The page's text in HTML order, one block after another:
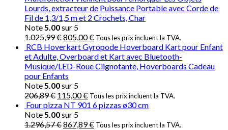
Lourds, extracteur de Puissance Portable avec Corde de
Fil de 1,3/1,5 m et 2 Crochets, Char
Note5.00sur 5
1.025,99€805,00€ Tous les prix incluent la TVA.
RCB Hoverkart Gyropode Hoverboard Kart pour Enfant
et Adulte, Overboard et Kart avec Bluetooth-
Musique/LED-Roue Clignotante, Hoverboards Cadeau
pour Enfants
Note5.00sur 5
206,89€ 115,00€ Tous les prix incluent la TVA.
Four pizza NT 901 6 pizzas ø30 cm
Note5.00sur 5
1.296,57€867,89€ Tous les prix incluent la TVA.